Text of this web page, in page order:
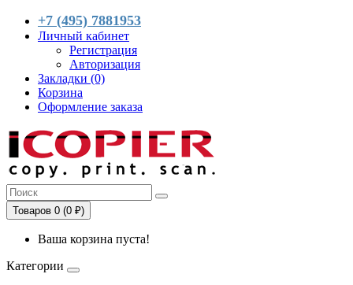
+7 (495) 7881953
Личный кабинет
Регистрация
Авторизация
Закладки (0)
Корзина
Оформление заказа
Товаров 0 (0 ₽)
Ваша корзина пуста!
Категории